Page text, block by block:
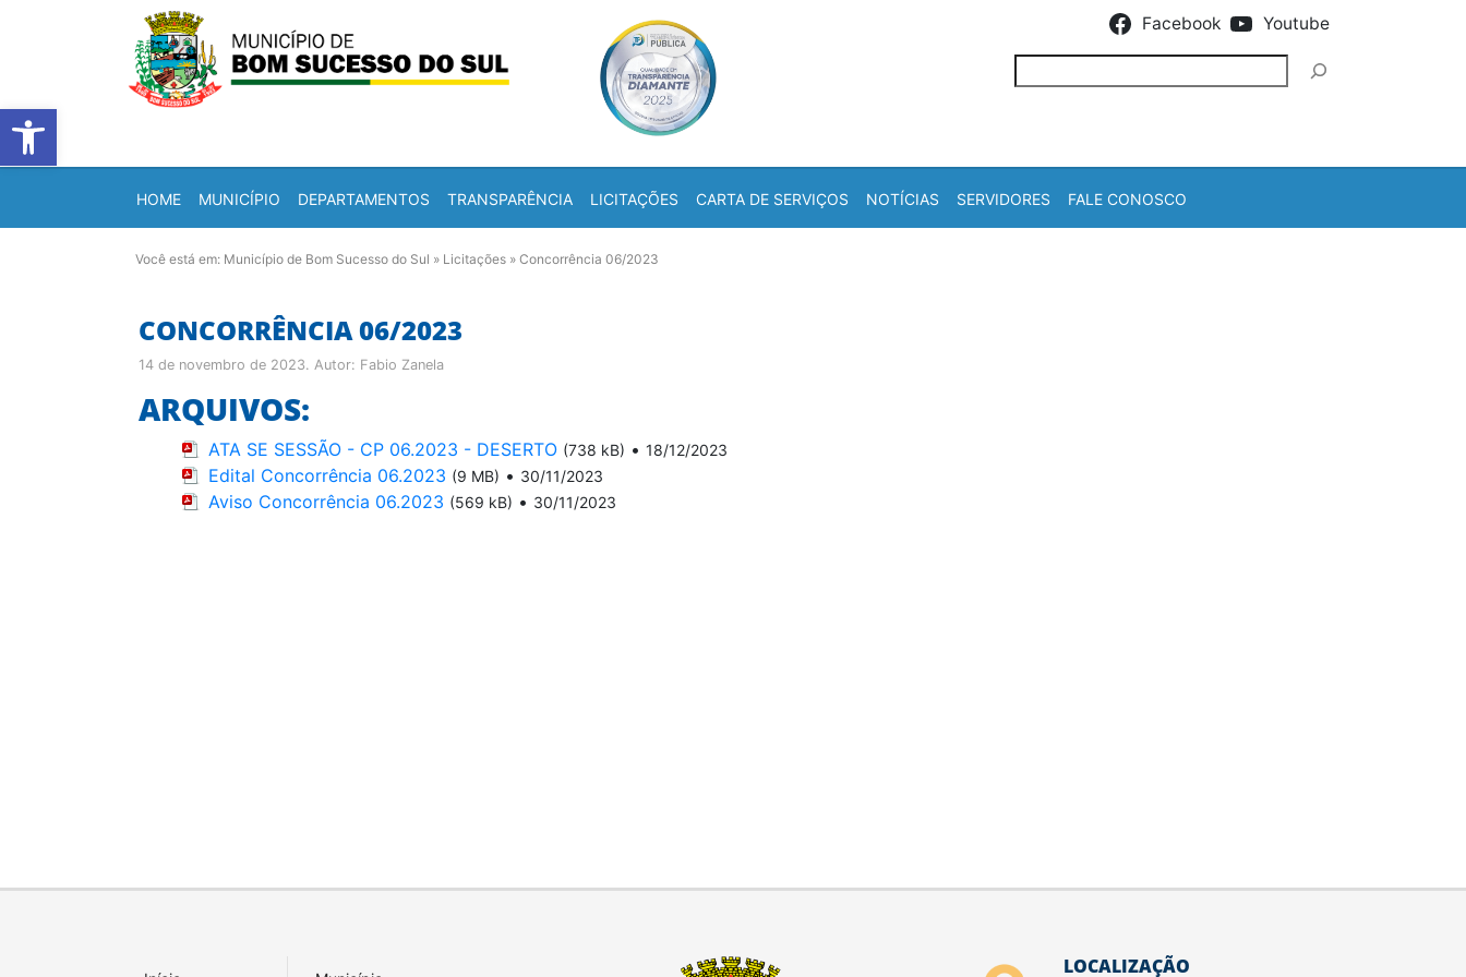
Barra de Ferramentas Aberta
Facebook Youtube
HOME MUNICÍPIO DEPARTAMENTOS TRANSPARÊNCIA LICITAÇÕES CARTA DE SERVIÇOS NOTÍCIAS SERVIDORES FALE CONOSCO
Você está em: Município de Bom Sucesso do Sul » Licitações » Concorrência 06/2023
CONCORRÊNCIA 06/2023
14 de novembro de 2023. Autor: Fabio Zanela
ARQUIVOS:
ATA SE SESSÃO - CP 06.2023 - DESERTO (738 kB) • 18/12/2023
Edital Concorrência 06.2023 (9 MB) • 30/11/2023
Aviso Concorrência 06.2023 (569 kB) • 30/11/2023
LOCALIZAÇÃO